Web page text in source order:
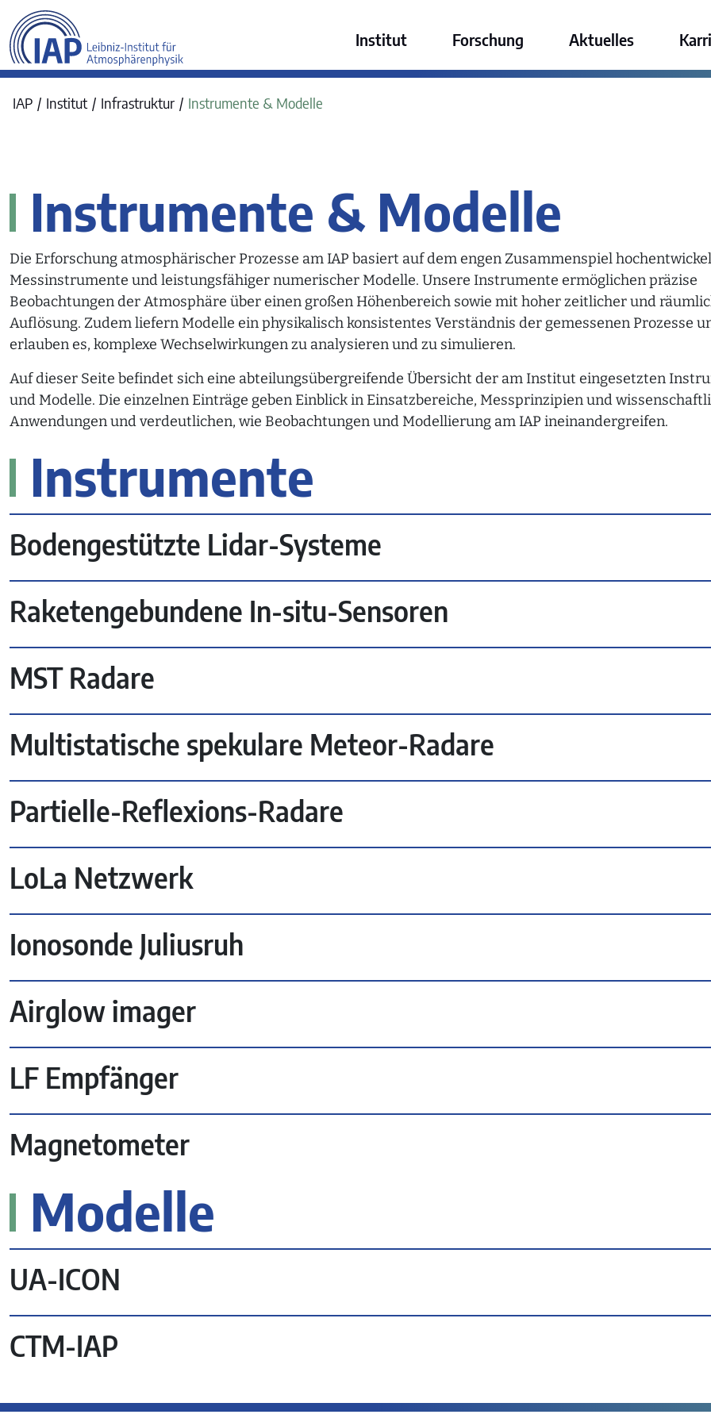
Institut
Forschung Aktuelles
IAP Institut Infrastruktur Instrumente & Modelle
Instrumente & Modelle
Die Erforschung atmosphärischer Prozesse am IAP basiert auf dem engen Zusammenspiel
Messinstrumente und leistungsfähiger numerischer Modelle. Unsere Instrumente ermöglichen präzise
Beobachtungen der Atmosphäre über einen großen Höhenbereich sowie mit hoher zeitlicher und
Auflösung. Zudem liefern Modelle ein physikalisch konsistentes Verständnis der gemessenen Prozesse
erlauben es, komplexe Wechselwirkungen zu analysieren und zu simulieren.
Auf dieser Seite befindet sich eine abteilungsübergreifende Übersicht der am Institut eingesetzten
und Modelle. Die einzelnen Einträge geben Einblick in Einsatzbereiche, Messprinzipien und
Anwendungen und verdeutlichen, wie Beobachtungen und Modellierung am IAP ineinandergreifen.
Instrumente
Bodengestützte Lidar-Systeme
Raketengebundene In-situ-Sensoren
MST Radare
Multistatische spekulare Meteor-Radare
Partielle-Reflexions-Radare
LoLa Netzwerk
Ionosonde Juliusruh
Airglow imager
LF Empfänger
Magnetometer
Modelle
UA-ICON
CTM-IAP